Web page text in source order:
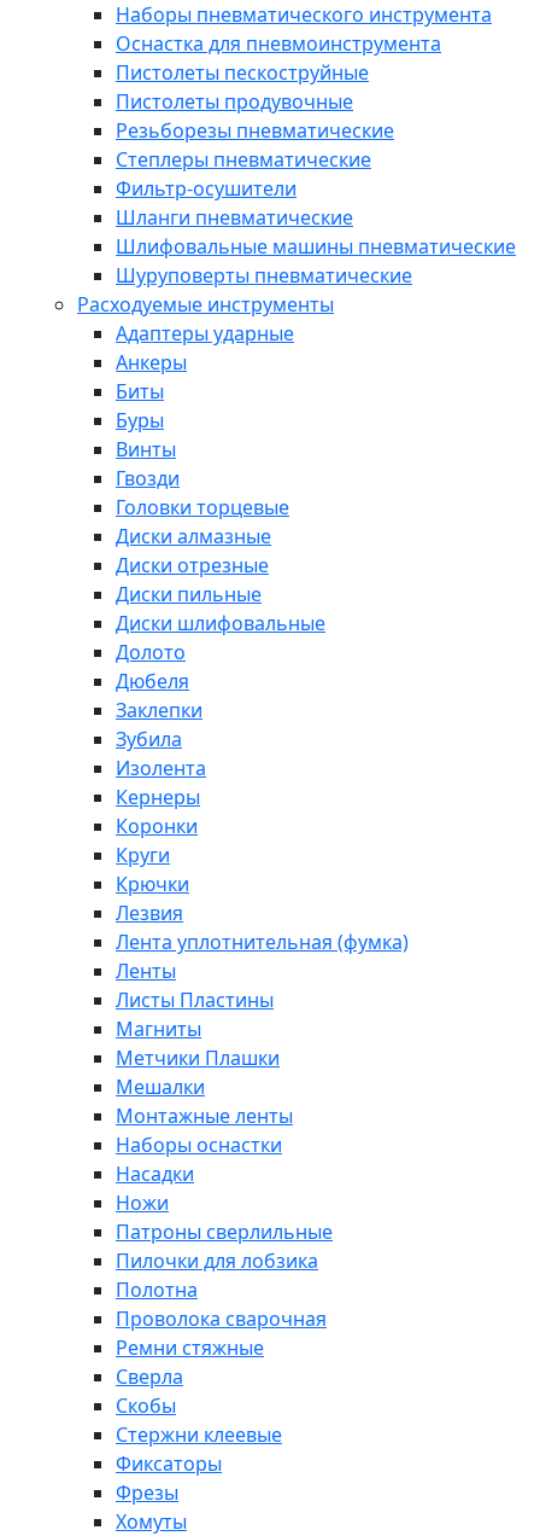
Наборы пневматического инструмента
Оснастка для пневмоинструмента
Пистолеты пескоструйные
Пистолеты продувочные
Резьборезы пневматические
Степлеры пневматические
Фильтр-осушители
Шланги пневматические
Шлифовальные машины пневматические
Шуруповерты пневматические
Расходуемые инструменты
Адаптеры ударные
Анкеры
Биты
Буры
Винты
Гвозди
Головки торцевые
Диски алмазные
Диски отрезные
Диски пильные
Диски шлифовальные
Долото
Дюбеля
Заклепки
Зубила
Изолента
Кернеры
Коронки
Круги
Крючки
Лезвия
Лента уплотнительная (фумка)
Ленты
Листы Пластины
Магниты
Метчики Плашки
Мешалки
Монтажные ленты
Наборы оснастки
Насадки
Ножи
Патроны сверлильные
Пилочки для лобзика
Полотна
Проволока сварочная
Ремни стяжные
Сверла
Скобы
Стержни клеевые
Фиксаторы
Фрезы
Хомуты